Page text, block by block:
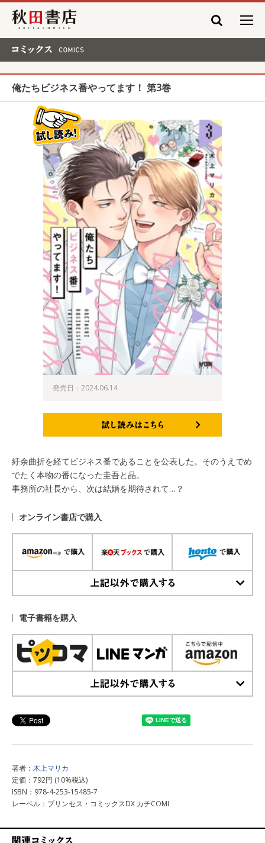
秋田書店
俺たちビジネス番やってます！ 第3巻
発売日：2024.06.14
紆余曲折を経てビジネス番であることを公表した。そのうえでめ
でたく本物の番になった圭吾と晶。
事務所の社長から、次は結婚を期待されて…？
オンライン書店で購入
電子書籍を購入
著者： 木上マリカ
定価：792円 (10%税込)
ISBN：978-4-253-15485-7
レーベル：プリンセス・コミックスDX カチCOMI